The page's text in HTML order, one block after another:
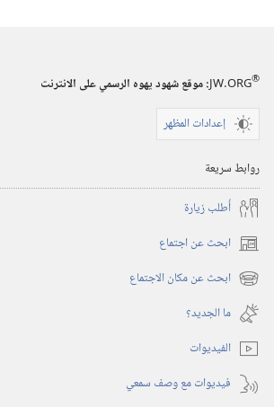
JW.ORG®
:‏ موقع شهود يهوه الرسمي على الانترنت
إعدادات المظهر
روابط سريعة
أُطلب زيارة
ابحث عن اجتماع (يفتح
نافذة
جديدة)
ابحث عن مكان الاجتماع (يفتح
نافذة
جديدة)
ما الجديد؟‏
الفيديوات
فيديوات مع وصف سمعي